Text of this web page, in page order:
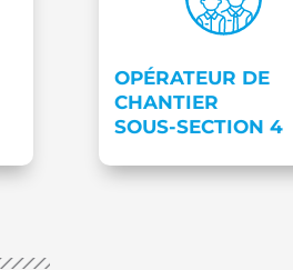
OPÉRATEUR DE
CHANTIER
SOUS-SECTION 4